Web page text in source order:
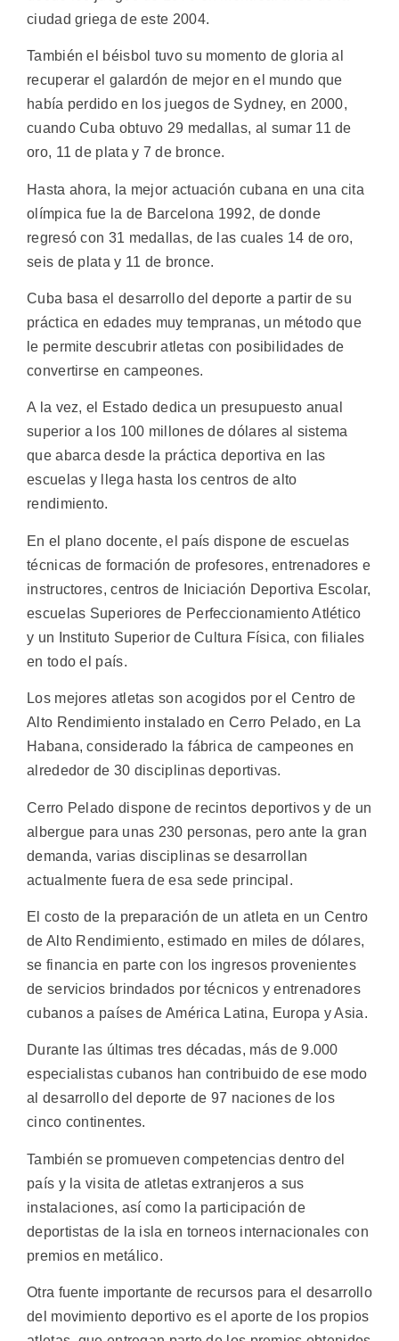
ciudad griega de este 2004.
También el béisbol tuvo su momento de gloria al
recuperar el galardón de mejor en el mundo que
había perdido en los juegos de Sydney, en 2000,
cuando Cuba obtuvo 29 medallas, al sumar 11 de
oro, 11 de plata y 7 de bronce.
Hasta ahora, la mejor actuación cubana en una cita
olímpica fue la de Barcelona 1992, de donde
regresó con 31 medallas, de las cuales 14 de oro,
seis de plata y 11 de bronce.
Cuba basa el desarrollo del deporte a partir de su
práctica en edades muy tempranas, un método que
le permite descubrir atletas con posibilidades de
convertirse en campeones.
A la vez, el Estado dedica un presupuesto anual
superior a los 100 millones de dólares al sistema
que abarca desde la práctica deportiva en las
escuelas y llega hasta los centros de alto
rendimiento.
En el plano docente, el país dispone de escuelas
técnicas de formación de profesores, entrenadores e
instructores, centros de Iniciación Deportiva Escolar,
escuelas Superiores de Perfeccionamiento Atlético
y un Instituto Superior de Cultura Física, con filiales
en todo el país.
Los mejores atletas son acogidos por el Centro de
Alto Rendimiento instalado en Cerro Pelado, en La
Habana, considerado la fábrica de campeones en
alrededor de 30 disciplinas deportivas.
Cerro Pelado dispone de recintos deportivos y de un
albergue para unas 230 personas, pero ante la gran
demanda, varias disciplinas se desarrollan
actualmente fuera de esa sede principal.
El costo de la preparación de un atleta en un Centro
de Alto Rendimiento, estimado en miles de dólares,
se financia en parte con los ingresos provenientes
de servicios brindados por técnicos y entrenadores
cubanos a países de América Latina, Europa y Asia.
Durante las últimas tres décadas, más de 9.000
especialistas cubanos han contribuido de ese modo
al desarrollo del deporte de 97 naciones de los
cinco continentes.
También se promueven competencias dentro del
país y la visita de atletas extranjeros a sus
instalaciones, así como la participación de
deportistas de la isla en torneos internacionales con
premios en metálico.
Otra fuente importante de recursos para el desarrollo
del movimiento deportivo es el aporte de los propios